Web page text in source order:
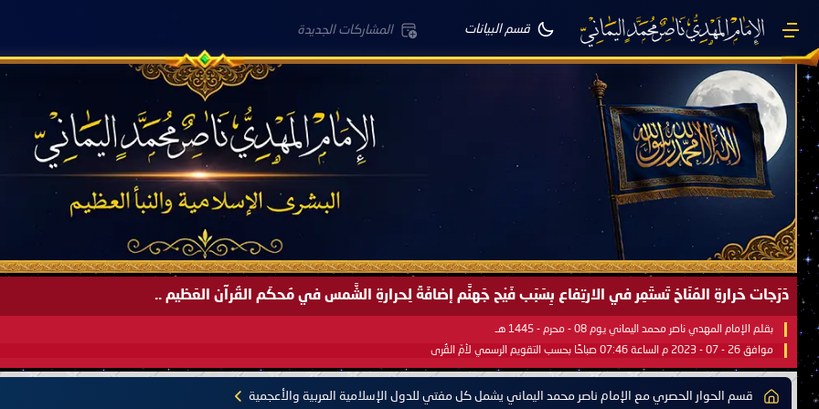
قسم البيانات المشاركات الجديدة
دَرَجات حَرارةِ المُنَاخ تَستَمِر في الارتِفاع بِسَبَب فَيْح جَهنَّم إضافَةً لِحرارةِ الشَّمس في مُحكَم القُرآن العَظيم ..
بقلم الإمام المهدي ناصر محمد اليماني يوم 08 - محرم - 1445 هـ
موافق 26 - 07 - 2023 م الساعة 07:46 صباحًا بحسب التقويم الرسمي لأمّ القُرى
قسم الحوار الحصري مع الإمام ناصر محمد اليماني يشمل كل مفتي للدول الإسلامية العربية والأعجمية